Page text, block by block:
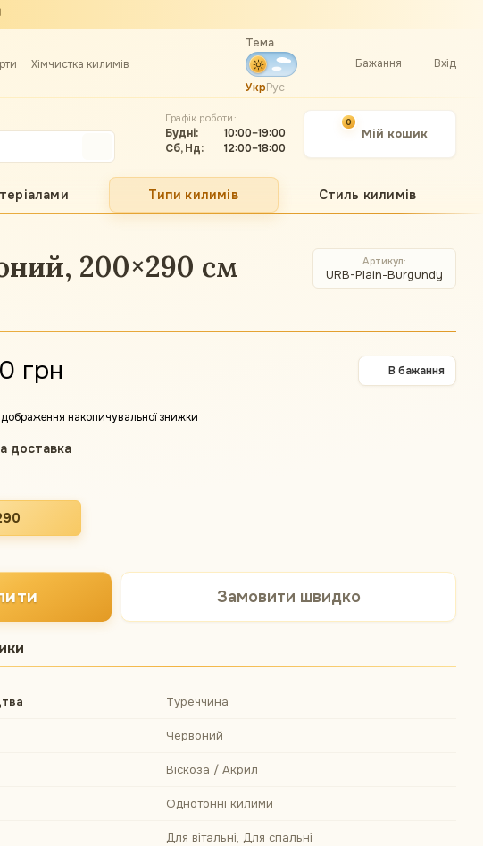
Хімчистка килимів
Тема
УкрРус
Бажання Вхід
Графік роботи:
Будні:
10:00–19:00
Сб, Нд:
12:00–18:00
0
Мій кошик
Типи килимів Стиль килимів
200×290 см Артикул
URB-Plain-Burgundy
грн В бажання
накопичувальної знижки
доставка
Замовити швидко
Туреччина
Червоний
Віскоза / Акрил
Однотонні килими
Для вітальні, Для спальні